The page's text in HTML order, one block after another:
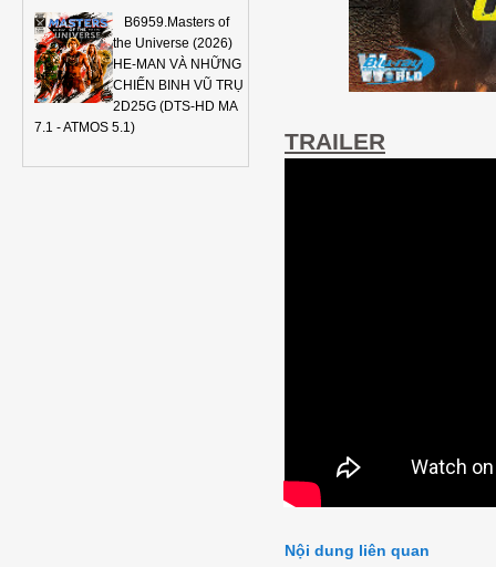
B6959.Masters of
the Universe (2026)
HE-MAN VÀ NHỮNG
CHIẾN BINH VŨ TRỤ
2D25G (DTS-HD MA
7.1 - ATMOS 5.1)
TRAILER
Nội dung liên quan